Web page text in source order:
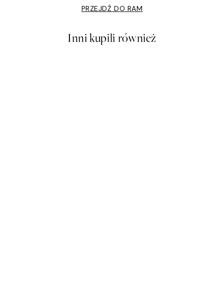
PRZEJDŹ DO RAM
Inni kupili również